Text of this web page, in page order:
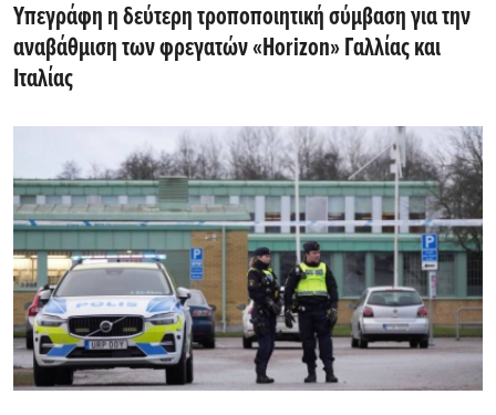
Υπεγράφη η δεύτερη τροποποιητική σύμβαση για την
αναβάθμιση των φρεγατών «Horizon» Γαλλίας και
Ιταλίας